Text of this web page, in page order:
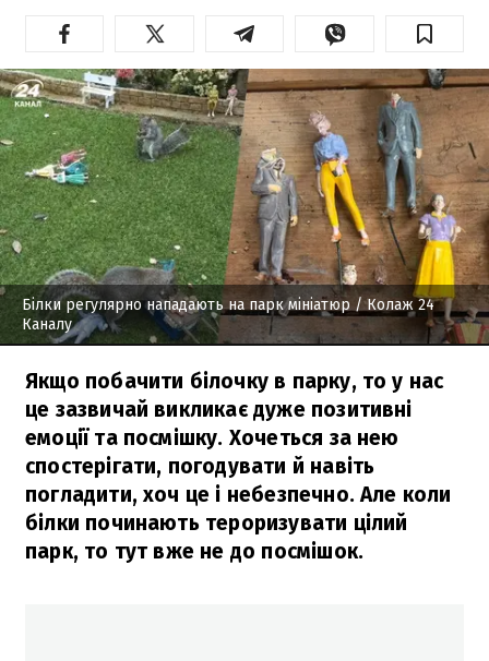
Білки регулярно нападають на парк мініатюр / Колаж 24
Каналу
Якщо побачити білочку в парку, то у нас
це зазвичай викликає дуже позитивні
емоції та посмішку. Хочеться за нею
спостерігати, погодувати й навіть
погладити, хоч це і небезпечно. Але коли
білки починають тероризувати цілий
парк, то тут вже не до посмішок.